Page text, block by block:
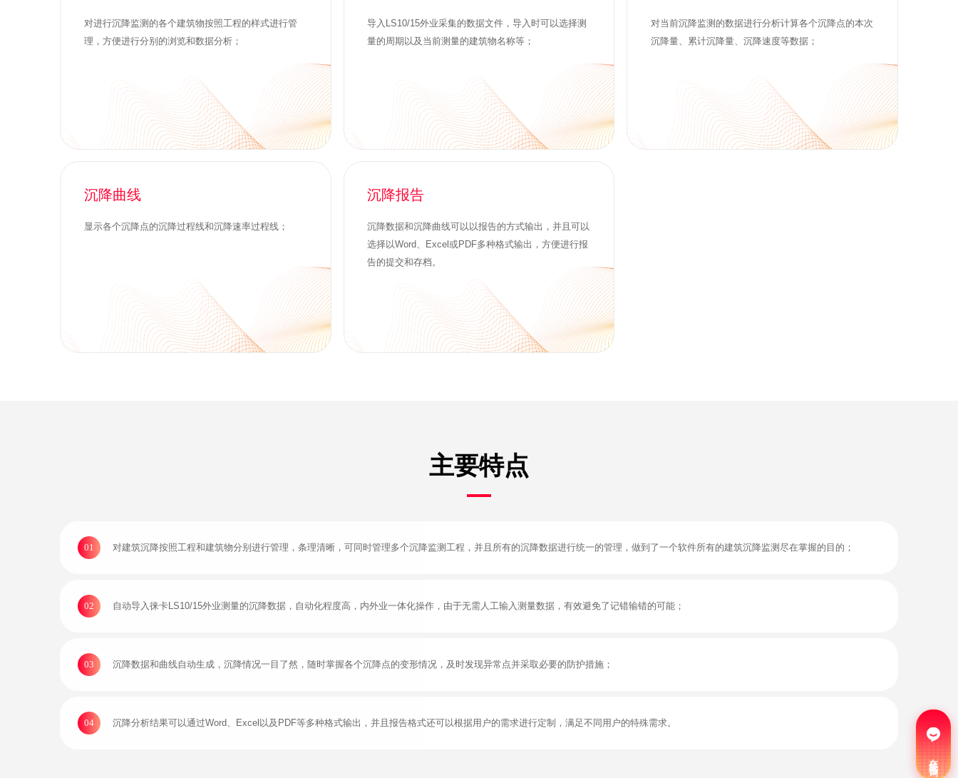
对进行沉降监测的各个建筑物按照工程的样式进行管
理，方便进行分别的浏览和数据分析；
导入LS10/15外业采集的数据文件，导入时可以选择测
量的周期以及当前测量的建筑物名称等；
对当前沉降监测的数据进行分析计算各个沉降点的本次
沉降量、累计沉降量、沉降速度等数据；
沉降曲线
显示各个沉降点的沉降过程线和沉降速率过程线；
沉降报告
沉降数据和沉降曲线可以以报告的方式输出，并且可以
选择以Word、Excel或PDF多种格式输出，方便进行报
告的提交和存档。
主要特点
01 对建筑沉降按照工程和建筑物分别进行管理，条理清晰，可同时管理多个沉降监测工程，并且所有的沉降数据进行统一的管理，做到了一个软件所有的建筑沉降监测尽在掌握的目的；
02 自动导入徕卡LS10/15外业测量的沉降数据，自动化程度高，内外业一体化操作，由于无需人工输入测量数据，有效避免了记错输错的可能；
03 沉降数据和曲线自动生成，沉降情况一目了然，随时掌握各个沉降点的变形情况，及时发现异常点并采取必要的防护措施；
04 沉降分析结果可以通过Word、Excel以及PDF等多种格式输出，并且报告格式还可以根据用户的需求进行定制，满足不同用户的特殊需求。
在线咨询